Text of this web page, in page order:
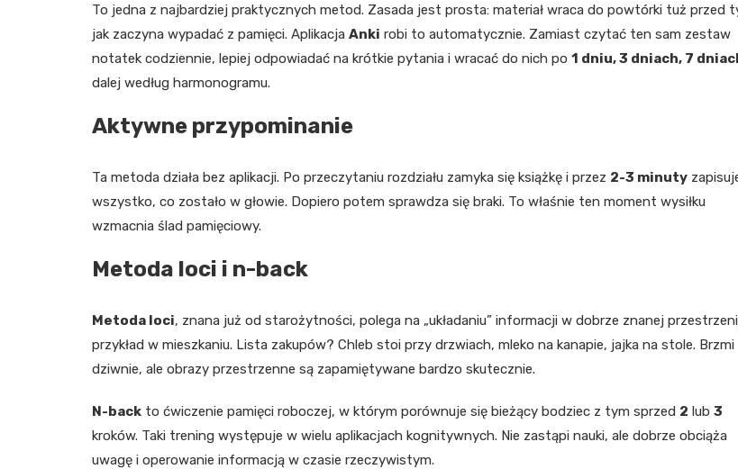
To jedna z najbardziej praktycznych metod. Zasada jest prosta: materiał wraca do powtórki tuż przed
jak zaczyna wypadać z pamięci. Aplikacja Anki robi to automatycznie. Zamiast czytać ten sam zestaw
notatek codziennie, lepiej odpowiadać na krótkie pytania i wracać do nich po 1 dniu, 3 dniach, 7
dalej według harmonogramu.
Aktywne przypominanie
Ta metoda działa bez aplikacji. Po przeczytaniu rozdziału zamyka się książkę i przez 2-3 minuty
wszystko, co zostało w głowie. Dopiero potem sprawdza się braki. To właśnie ten moment wysiłku
wzmacnia ślad pamięciowy.
Metoda loci i n-back
Metoda loci, znana już od starożytności, polega na „układaniu” informacji w dobrze znanej
przykład w mieszkaniu. Lista zakupów? Chleb stoi przy drzwiach, mleko na kanapie, jajka na stole. Brzmi
dziwnie, ale obrazy przestrzenne są zapamiętywane bardzo skutecznie.
N-back to ćwiczenie pamięci roboczej, w którym porównuje się bieżący bodziec z tym sprzed 2 lub 3
kroków. Taki trening występuje w wielu aplikacjach kognitywnych. Nie zastąpi nauki, ale dobrze obciąża
uwagę i operowanie informacją w czasie rzeczywistym.